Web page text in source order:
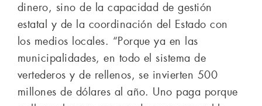
dinero, sino de la capacidad de gestión
estatal y de la coordinación del Estado con
los medios locales. “Porque ya en las
municipalidades, en todo el sistema de
vertederos y de rellenos, se invierten 500
millones de dólares al año. Uno paga porque